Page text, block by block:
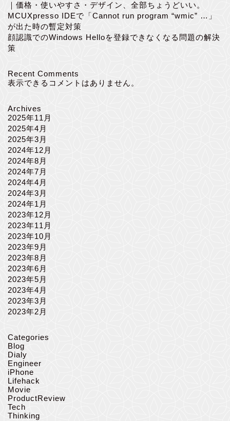
｜価格・使いやすさ・デザイン、全部ちょうどいい。
MCUXpresso IDEで「Cannot run program “wmic” …」
が出た時の暫定対策
顔認識でのWindows Helloを登録できなくなる問題の解決
策
Recent Comments
表示できるコメントはありません。
Archives
2025年11月
2025年4月
2025年3月
2024年12月
2024年8月
2024年7月
2024年4月
2024年3月
2024年1月
2023年12月
2023年11月
2023年10月
2023年9月
2023年8月
2023年6月
2023年5月
2023年4月
2023年3月
2023年2月
Categories
Blog
Dialy
Engineer
iPhone
Lifehack
Movie
ProductReview
Tech
Thinking